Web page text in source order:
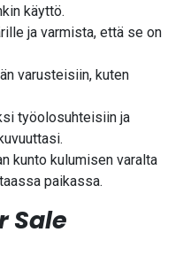
käyttö.
ja varmista, että se on
varusteisiin, kuten
työolosuhteisiin ja
kunto kulumisen varalta
paikassa.
Sale